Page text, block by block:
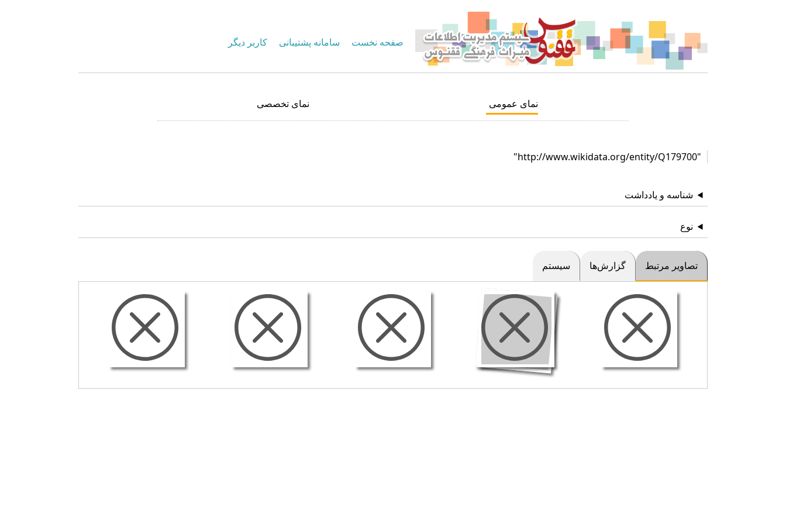
صفحه نخست سامانه پشتیبانی کاربر دیگر
نمای عمومی نمای تخصصی
"http://www.wikidata.org/entity/Q179700"
شناسه و یادداشت
نوع
تصاویر مرتبط گزارش‌ها سیستم